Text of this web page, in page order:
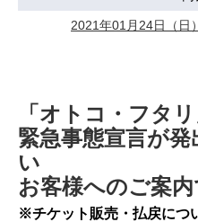
2021年01月24日（
「オトコ・フタ
緊急事態宣言が
い
お客様へのご案内
※チケット販売・払戻につ